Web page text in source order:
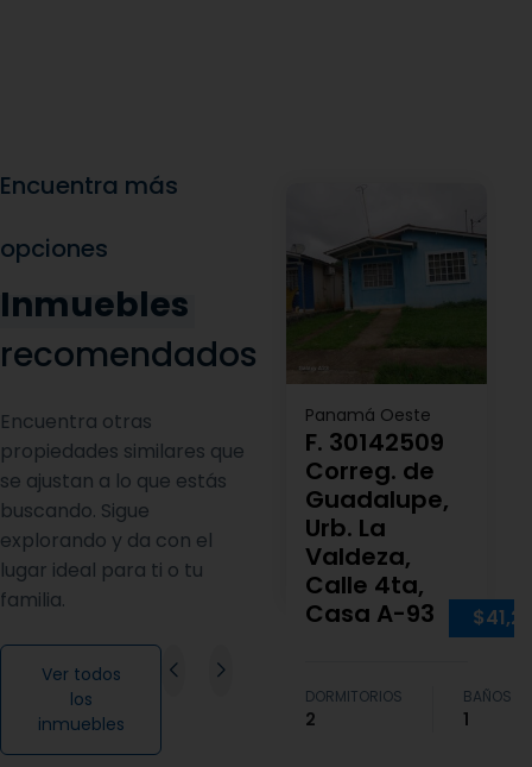
Encuentra más
opciones
Inmuebles
recomendados
Encuentra otras
propiedades similares que
se ajustan a lo que estás
buscando. Sigue
explorando y da con el
lugar ideal para ti o tu
familia.
Ver todos
los
inmuebles
Panamá Oeste
F. 30142509
Correg. de
Guadalupe,
Urb. La
Valdeza,
Calle 4ta,
Casa A-93
DORMITORIOS
2
BAÑOS
1